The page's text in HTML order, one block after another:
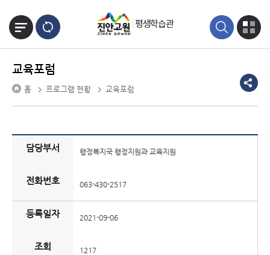
평생학습관
교육포럼
홈 프로그램 현황 교육포럼
담당부서 행정복지국 행정지원과 교육지원
전화번호 063-430-2517
등록일자 2021-09-06
조회 1217